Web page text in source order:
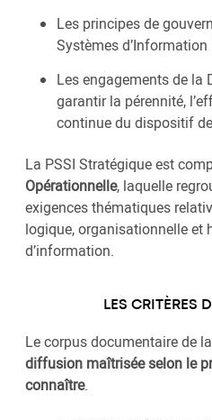
Les principes de
Systèmes d’Information
Les engagements de la
garantir la pérennité,
continue du dispositif
La PSSI Stratégique est
Opérationnelle, laquelle
exigences thématiques
logique, organisationnelle et
d’information.
LES CRITÈRES
Le corpus documentaire de
diffusion maîtrisée selon le
connaître.